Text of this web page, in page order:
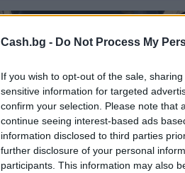
Cash.bg - Do Not Process My
If you wish to opt-out of the sale,
sensitive information for targeted
confirm your selection. Please note that
continue seeing interest-based ads
information disclosed to third parties
further disclosure of your personal
participants. This information may also